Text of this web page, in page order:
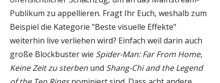
Publikum zu appellieren. Fragt Ihr Euch, weshalb zum
Beispiel die Kategorie "Beste visuelle Effekte"
weiterhin live verliehen wird? Einfach weil darin auch
große Blockbuster wie Spider-Man: Far From Home,
Keine Zeit zu sterben und Shang-Chi and the Legend